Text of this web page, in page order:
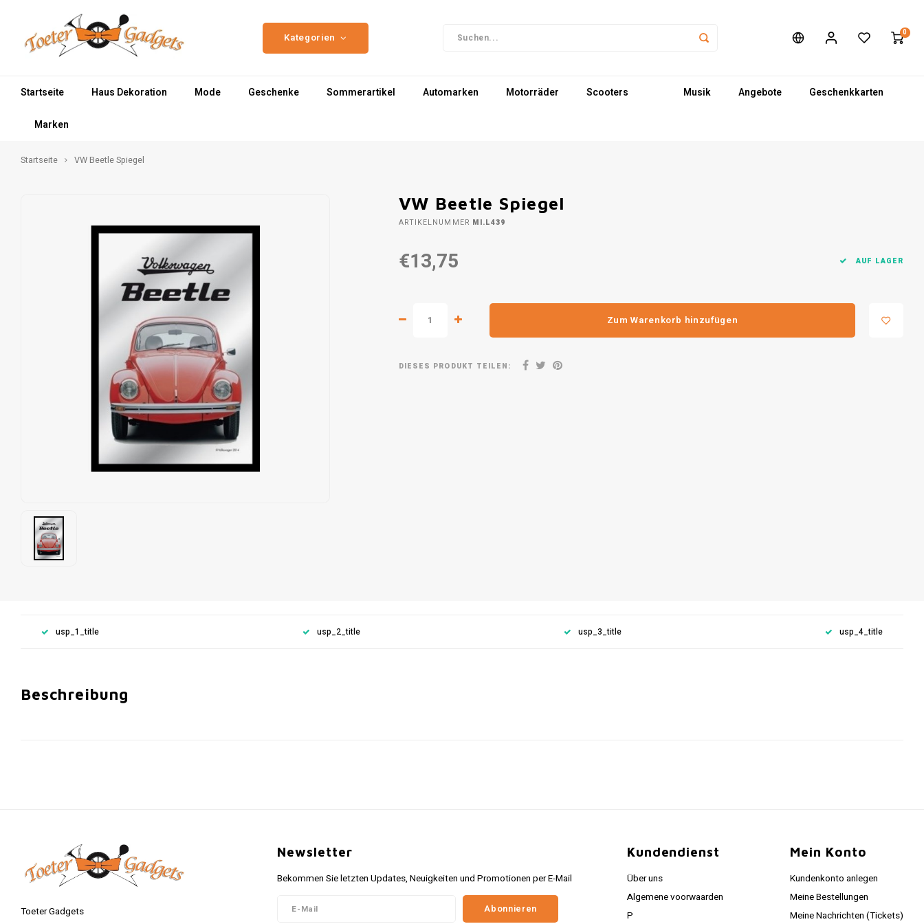
Kategorien 0
Startseite Haus Dekoration Mode Geschenke Sommerartikel Automarken Motorräder Scooters Musik Angebote Geschenkkarten
Marken
Startseite VW Beetle Spiegel
VW Beetle Spiegel
ARTIKELNUMMER MI.L439
€13,75 AUF LAGER
Zum Warenkorb hinzufügen
DIESES PRODUKT TEILEN:
usp_1_title usp_2_title usp_3_title usp_4_title
Beschreibung
Toeter Gadgets
Newsletter
Bekommen Sie letzten Updates, Neuigkeiten und Promotionen per E-Mail
Abonnieren
Kundendienst
Über uns
Algemene voorwaarden
P
Mein Konto
Kundenkonto anlegen
Meine Bestellungen
Meine Nachrichten (Tickets)